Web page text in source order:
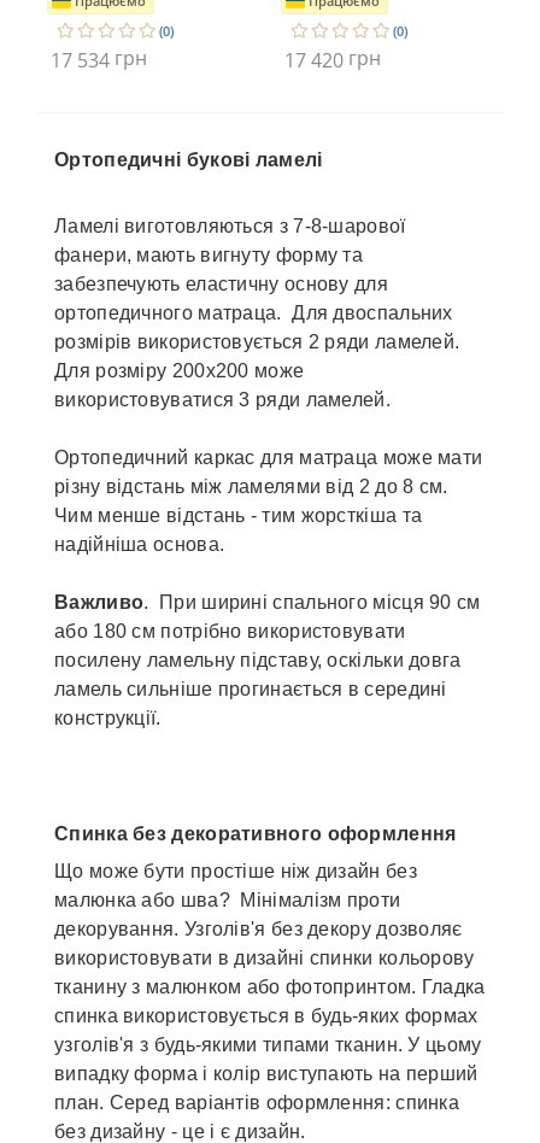
(0)
17 534 грн
(0)
17 420 грн
Ортопедичні букові ламелі
Ламелі виготовляються з 7-8-шарової
фанери, мають вигнуту форму та
забезпечують еластичну основу для
ортопедичного матраца. Для двоспальних
розмірів використовується 2 ряди ламелей.
Для розміру 200х200 може
використовуватися 3 ряди ламелей.
Ортопедичний каркас для матраца може мати
різну відстань між ламелями від 2 до 8 см.
Чим менше відстань - тим жорсткіша та
надійніша основа.
Важливо. При ширині спального місця 90 см
або 180 см потрібно використовувати
посилену ламельну підставу, оскільки довга
ламель сильніше прогинається в середині
конструкції.
Спинка без декоративного оформлення
Що може бути простіше ніж дизайн без
малюнка або шва? Мінімалізм проти
декорування. Узголів'я без декору дозволяє
використовувати в дизайні спинки кольорову
тканину з малюнком або фотопринтом. Гладка
спинка використовується в будь-яких формах
узголів'я з будь-якими типами тканин. У цьому
випадку форма і колір виступають на перший
план. Серед варіантів оформлення: спинка
без дизайну - це і є дизайн.